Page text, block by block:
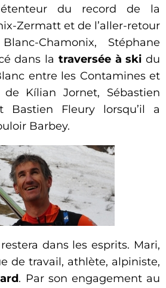
du record de la
Zermatt et de l’aller-retour
Chamonix, Stéphane
dans la traversée à ski du
entre les Contamines et
Kílian Jornet, Sébastien
Bastien Fleury lorsqu’il a
Barbey.
dans les esprits. Mari,
de travail, athlète, alpiniste,
. Par son engagement au